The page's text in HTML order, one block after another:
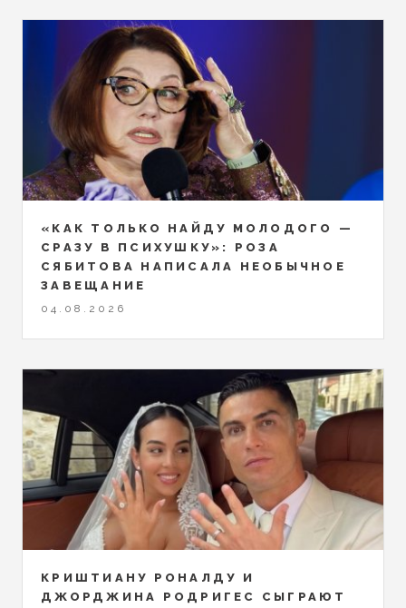
«КАК ТОЛЬКО НАЙДУ МОЛОДОГО —
СРАЗУ В ПСИХУШКУ»: РОЗА
СЯБИТОВА НАПИСАЛА НЕОБЫЧНОЕ
ЗАВЕЩАНИЕ
04.08.2026
КРИШТИАНУ РОНАЛДУ И
ДЖОРДЖИНА РОДРИГЕС СЫГРАЮТ